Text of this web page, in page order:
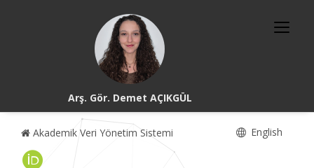
Arş. Gör. Demet AÇIKGÜL
Akademik Veri Yönetim Sistemi English